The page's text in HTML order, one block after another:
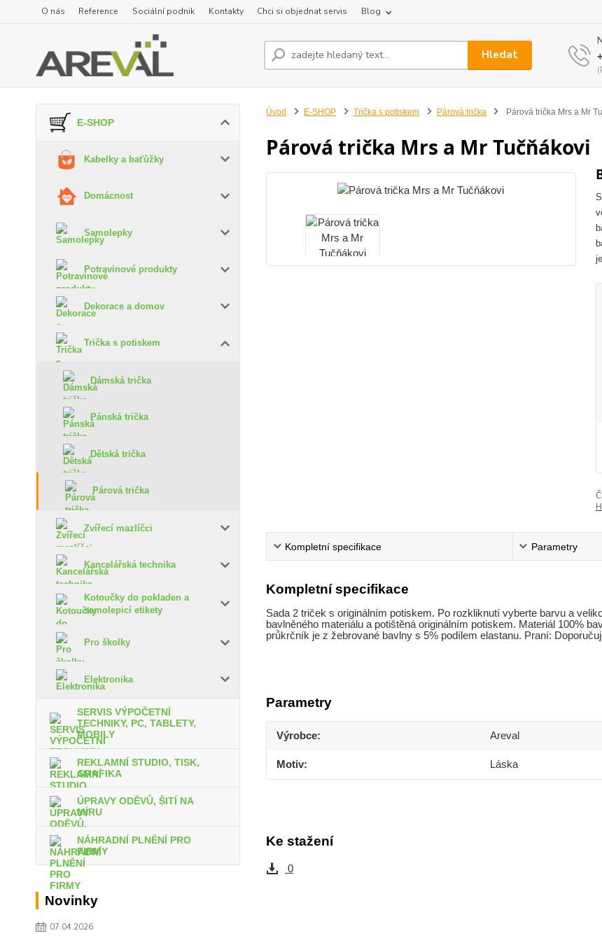
O nás Reference Sociální podnik Kontakty Chci si objednat servis Blog
Hledat
E-SHOP
Kabelky a baťůžky
Domácnost
Samolepky
Potravinové produkty
Dekorace a domov
Trička s potiskem
Dámská trička
Pánská trička
Dětská trička
Párová trička
Zvířecí mazlíčci
Kancelářská technika
Kotoučky do pokladen a
samolepicí etikety
Pro školky
Elektronika
SERVIS VÝPOČETNÍ
TECHNIKY, PC, TABLETY,
MOBILY
REKLAMNÍ STUDIO, TISK,
GRAFIKA
ÚPRAVY ODĚVŮ, ŠITÍ NA
MÍRU
NÁHRADNÍ PLNĚNÍ PRO
FIRMY
Novinky
07.04.2026
Úvod E-SHOP Trička s potiskem Párová trička Párová trička Mrs a Mr
Párová trička Mrs a Mr Tučňákovi
Kompletní specifikace Parametry
Kompletní specifikace
Sada 2 triček s originálním potiskem. Po rozkliknutí vyberte barvu a
bavlněného materiálu a potištěná originálním potiskem. Materiál 100%
průkrčník je z žebrované bavlny s 5% podílem elastanu. Praní:
Parametry
Výrobce Areval
Motiv Láska
Ke stažení
0